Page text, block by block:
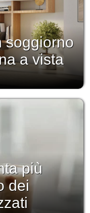
soggiorno
a vista
più
dei